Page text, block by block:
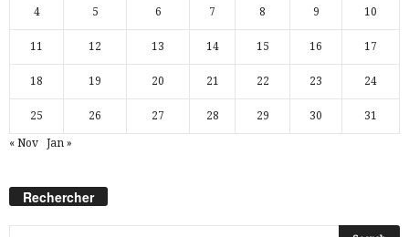
4 5 6 7 8 9 10
11 12 13 14 15 16 17
18 19 20 21 22 23 24
25 26 27 28 29 30 31
« Nov Jan »
Rechercher